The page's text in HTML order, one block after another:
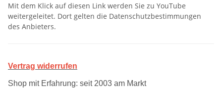
Mit dem Klick auf diesen Link werden Sie zu YouTube
weitergeleitet. Dort gelten die Datenschutzbestimmungen
des Anbieters.
Vertrag widerrufen
Shop mit Erfahrung: seit 2003 am Markt